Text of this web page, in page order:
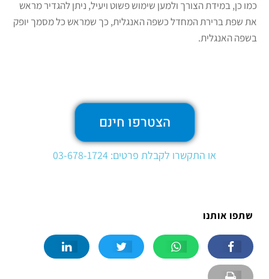
כמו כן, במידת הצורך ולמען שימוש פשוט ויעיל, ניתן להגדיר מראש
את שפת ברירת המחדל כשפה האנגלית, כך שמראש כל מסמך יופק
בשפה האנגלית.
הצטרפו חינם
או התקשרו לקבלת פרטים: 03-678-1724
שתפו אותנו